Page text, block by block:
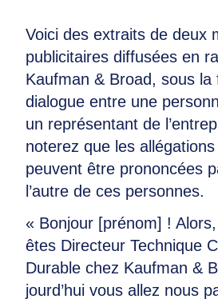
Voici des extraits de deux
publicitaires diffusées en
Kaufman & Broad, sous la
dialogue entre une
un représentant de
noterez que les
peuvent être prononcées
l’autre de ces personnes.
« Bonjour [prénom] !
êtes Directeur Technique
Durable chez Kaufman &
jourd’hui vous allez nous